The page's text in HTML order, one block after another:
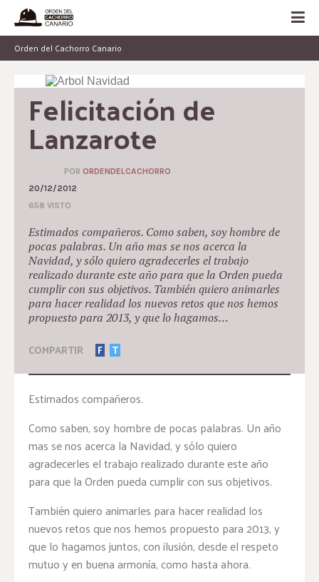
Orden del Cachorro Canario
Felicitación de
Lanzarote
POR ORDENDELCACHORRO
20/12/2012
658 VISTO
Estimados compañeros. Como saben, soy hombre de
pocas palabras. Un año mas se nos acerca la
Navidad, y sólo quiero agradecerles el trabajo
realizado durante este año para que la Orden pueda
cumplir con sus objetivos. También quiero animarles
para hacer realidad los nuevos retos que nos hemos
propuesto para 2013, y que lo hagamos…
COMPARTIR F T
Estimados compañeros.
Como saben, soy hombre de pocas palabras. Un año
mas se nos acerca la Navidad, y sólo quiero
agradecerles el trabajo realizado durante este año
para que la Orden pueda cumplir con sus objetivos.
También quiero animarles para hacer realidad los
nuevos retos que nos hemos propuesto para 2013, y
que lo hagamos juntos, con ilusión, desde el respeto
mutuo y en buena armonía, como hasta ahora.